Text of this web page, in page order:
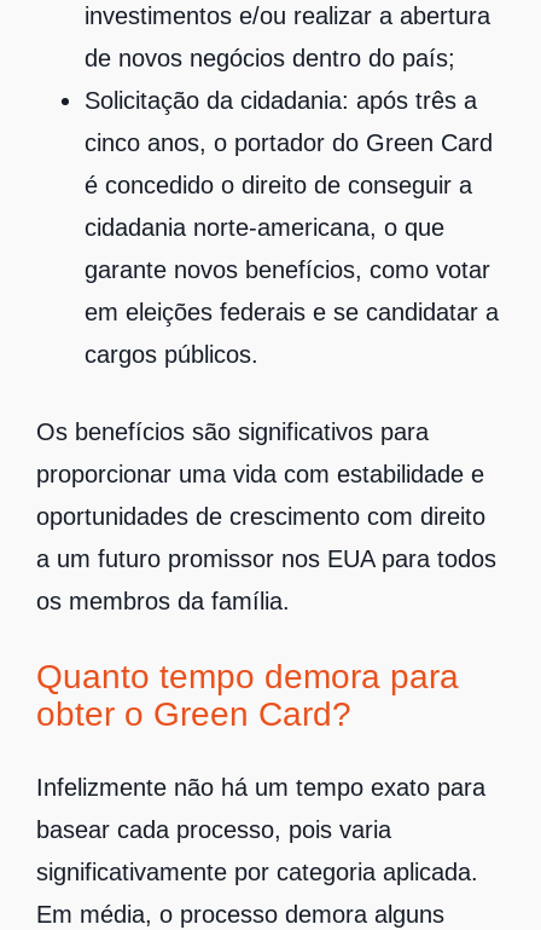
investimentos e/ou realizar a abertura
de novos negócios dentro do país;
Solicitação da cidadania: após três a
cinco anos, o portador do Green Card
é concedido o direito de conseguir a
cidadania norte-americana, o que
garante novos benefícios, como votar
em eleições federais e se candidatar a
cargos públicos.
Os benefícios são significativos para
proporcionar uma vida com estabilidade e
oportunidades de crescimento com direito
a um futuro promissor nos EUA para todos
os membros da família.
Quanto tempo demora para
obter o Green Card?
Infelizmente não há um tempo exato para
basear cada processo, pois varia
significativamente por categoria aplicada.
Em média, o processo demora alguns